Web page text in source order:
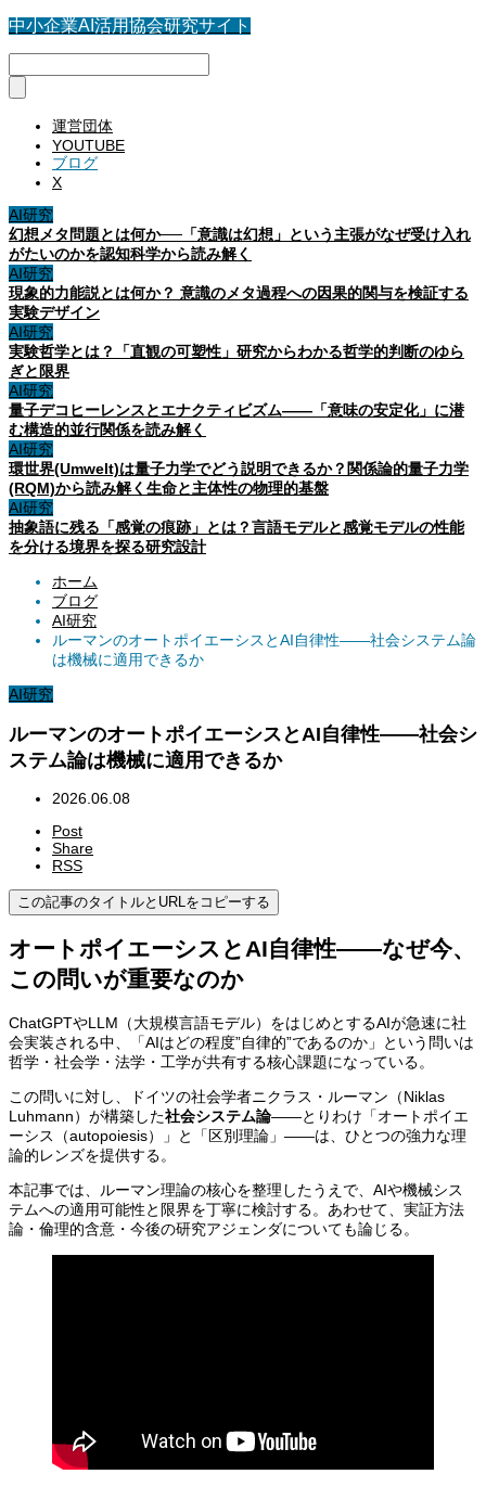
中小企業AI活用協会研究サイト
運営団体
YOUTUBE
ブログ
X
AI研究
幻想メタ問題とは何か──「意識は幻想」という主張がなぜ受け入れ
がたいのかを認知科学から読み解く
AI研究
現象的力能説とは何か？ 意識のメタ過程への因果的関与を検証する
実験デザイン
AI研究
実験哲学とは？「直観の可塑性」研究からわかる哲学的判断のゆら
ぎと限界
AI研究
量子デコヒーレンスとエナクティビズム――「意味の安定化」に潜
む構造的並行関係を読み解く
AI研究
環世界(Umwelt)は量子力学でどう説明できるか？関係論的量子力学
(RQM)から読み解く生命と主体性の物理的基盤
AI研究
抽象語に残る「感覚の痕跡」とは？言語モデルと感覚モデルの性能
を分ける境界を探る研究設計
ホーム
ブログ
AI研究
ルーマンのオートポイエーシスとAI自律性——社会システム論
は機械に適用できるか
AI研究
ルーマンのオートポイエーシスとAI自律性——社会シ
ステム論は機械に適用できるか
2026.06.08
Post
Share
RSS
この記事のタイトルとURLをコピーする
オートポイエーシスとAI自律性——なぜ今、
この問いが重要なのか
ChatGPTやLLM（大規模言語モデル）をはじめとするAIが急速に社
会実装される中、「AIはどの程度”自律的”であるのか」という問いは
哲学・社会学・法学・工学が共有する核心課題になっている。
この問いに対し、ドイツの社会学者ニクラス・ルーマン（Niklas
Luhmann）が構築した社会システム論——とりわけ「オートポイエ
ーシス（autopoiesis）」と「区別理論」——は、ひとつの強力な理
論的レンズを提供する。
本記事では、ルーマン理論の核心を整理したうえで、AIや機械シス
テムへの適用可能性と限界を丁寧に検討する。あわせて、実証方法
論・倫理的含意・今後の研究アジェンダについても論じる。